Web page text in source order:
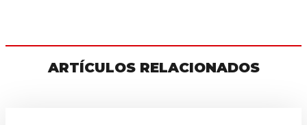
ARTÍCULOS RELACIONADOS